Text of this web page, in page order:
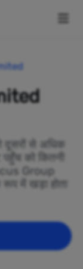
दूसरों से अधिक
को कितनी
Group
में खड़ा होता